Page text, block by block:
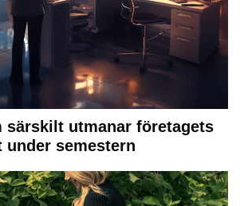
särskilt utmanar företagets
under semestern